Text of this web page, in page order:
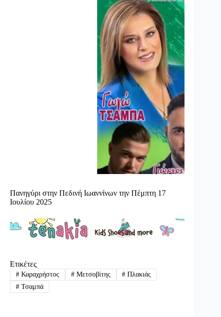
Πανηγύρι στην Πεδινή Ιωαννίνων την Πέμπτη 17
Ιουλίου 2025
Ετικέτες
#Καραχρήστος #Μετσοβίτης # Πλακιάς
#Τσαμπά